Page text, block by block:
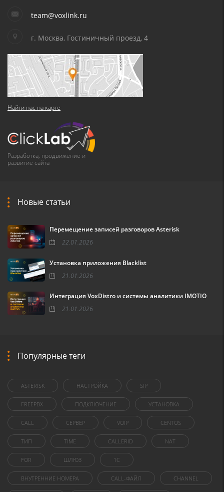
team@voxlink.ru
г. Москва, Гостиничный проезд, 4
Найти нас на карте
Разработка, продвижение и
развитие сайта
Новые статьи
Перемещение записей разговоров Asterisk
22.01.2026
Установка приложения Blacklist
21.01.2026
Интеграция VoxDistro и системы аналитики IMOTIO
21.01.2026
Популярные теги
ASTERISK НАСТРОЙКА SIP
FREEPBX ПОДКЛЮЧЕНИЕ УСТАНОВКА
CALL СЕРВЕР VOIP CENTOS
ТИП TIME CALLERID NAT
FOR ШЛЮЗ 1C
ВНУТРЕННИЕ НОМЕРА CALL-ФАЙЛ CHANNEL